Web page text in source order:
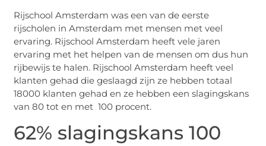
Rijschool Amsterdam was een van de eerste
rijscholen in Amsterdam met mensen met veel
ervaring. Rijschool Amsterdam heeft vele jaren
ervaring met het helpen van de mensen om dus hun
rijbewijs te halen. Rijschool Amsterdam heeft veel
klanten gehad die geslaagd zijn ze hebben totaal
18000 klanten gehad en ze hebben een slagingskans
van 80 tot en met 100 procent.
62% slagingskans 100